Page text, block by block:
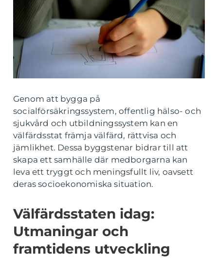
Genom att bygga på
socialförsäkringssystem, offentlig hälso- och
sjukvård och utbildningssystem kan en
välfärdsstat främja välfärd, rättvisa och
jämlikhet. Dessa byggstenar bidrar till att
skapa ett samhälle där medborgarna kan
leva ett tryggt och meningsfullt liv, oavsett
deras socioekonomiska situation.
Välfärdsstaten idag:
Utmaningar och
framtidens utveckling